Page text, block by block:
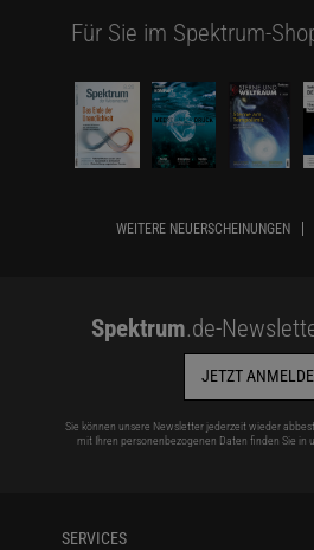
Für Sie im Spektrum-
WEITERE NEUERSCHEINUNGEN
Spektrum.de-
JETZT
Sie können unsere Newsletter jederzeit wieder
mit Ihren personenbezogenen Daten finden Sie in
SERVICES